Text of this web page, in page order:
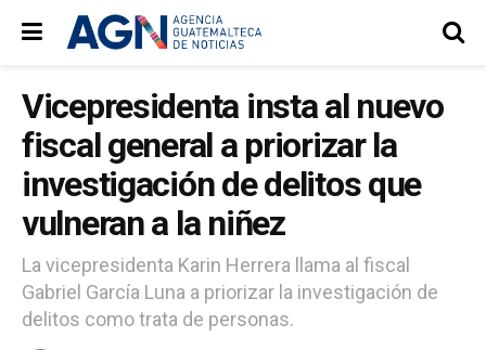
Vicepresidenta insta al nuevo
fiscal general a priorizar la
investigación de delitos que
vulneran a la niñez
La vicepresidenta Karin Herrera llama al fiscal
Gabriel García Luna a priorizar la investigación de
delitos como trata de personas.